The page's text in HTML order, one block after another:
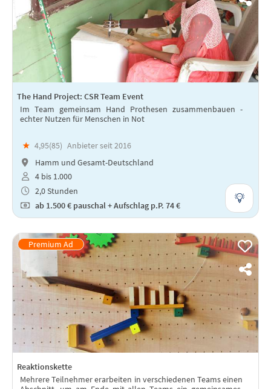
The Hand Project: CSR Team Event
Im Team gemeinsam Hand Prothesen zusammenbauen -
echter Nutzen für Menschen in Not
★ 4,95(85) Anbieter seit 2016
Hamm und Gesamt-Deutschland
4 bis 1.000
2,0 Stunden
ab1.500 € pauschal + Aufschlag p.P. 74 €
Reaktionskette
Mehrere Teilnehmer erarbeiten in verschiedenen Teams einen